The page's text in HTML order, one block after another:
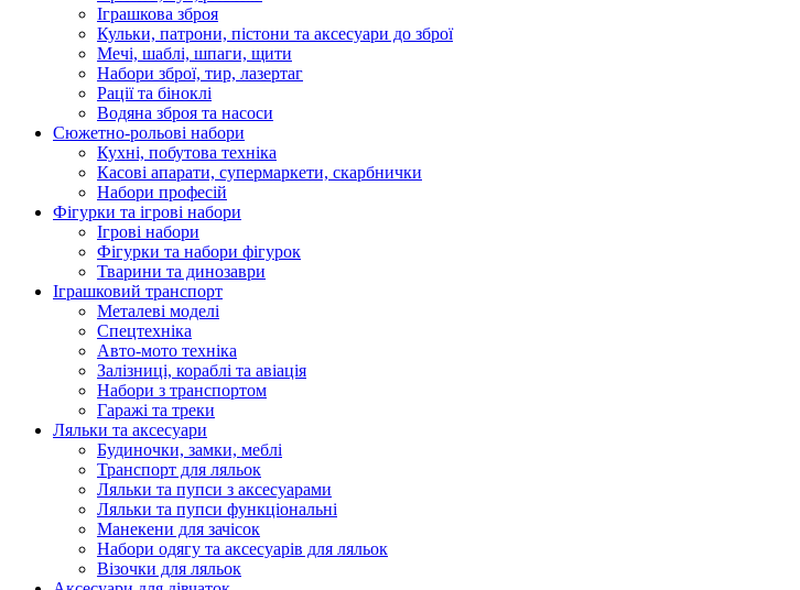
Іграшкова зброя
Кульки, патрони, пістони та аксесуари до зброї
Мечі, шаблі, шпаги, щити
Набори зброї, тир, лазертаг
Рації та біноклі
Водяна зброя та насоси
Сюжетно-рольові набори
Кухні, побутова техніка
Касові апарати, супермаркети, скарбнички
Набори професій
Фігурки та ігрові набори
Ігрові набори
Фігурки та набори фігурок
Тварини та динозаври
Іграшковий транспорт
Металеві моделі
Спецтехніка
Авто-мото техніка
Залізниці, кораблі та авіація
Набори з транспортом
Гаражі та треки
Ляльки та аксесуари
Будиночки, замки, меблі
Транспорт для ляльок
Ляльки та пупси з аксесуарами
Ляльки та пупси функціональні
Манекени для зачісок
Набори одягу та аксесуарів для ляльок
Візочки для ляльок